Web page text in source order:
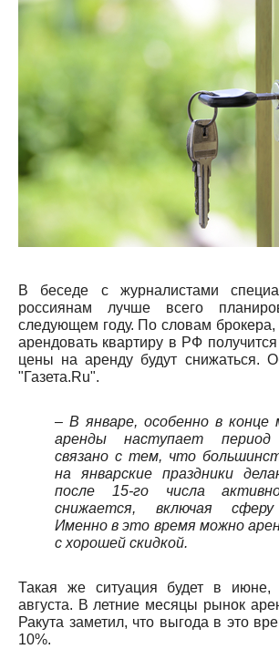
В беседе с журналистами
россиянам лучше всего
следующем году. По словам
арендовать квартиру в РФ
цены на аренду будут снижаться.
"Газета.Ru".
– В январе, особенно в конце
аренды наступает
связано с тем, что
на январские праздники
после 15-го числа
снижается, включая
Именно в это время можно
с хорошей скидкой.
Такая же ситуация будет в
августа. В летние месяцы рынок
Ракута заметил, что выгода в это
10%.